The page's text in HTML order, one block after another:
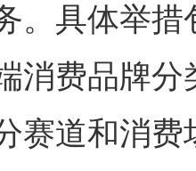
。具体举
消费品牌
赛道和消